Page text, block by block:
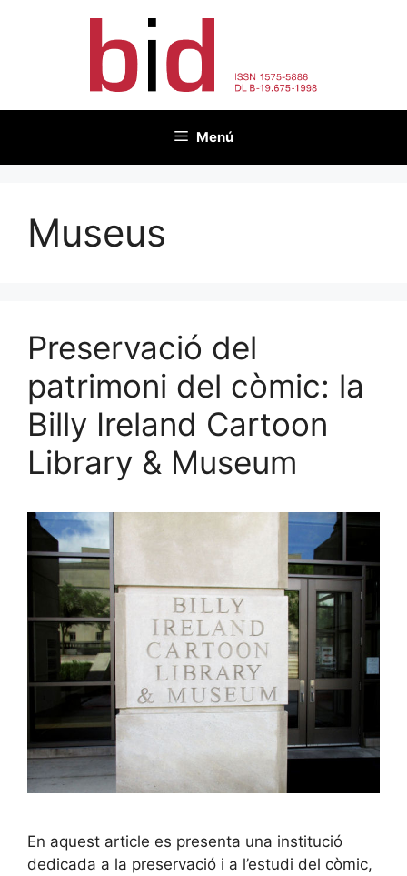
Menú
Museus
Preservació del
patrimoni del còmic: la
Billy Ireland Cartoon
Library & Museum
En aquest article es presenta una institució
dedicada a la preservació i a l’estudi del còmic,